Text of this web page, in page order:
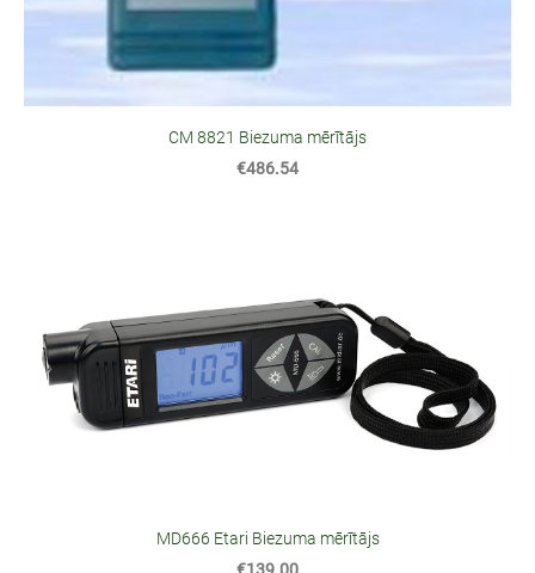
CM 8821 Biezuma mērītājs
€486.54
MD666 Etari Biezuma mērītājs